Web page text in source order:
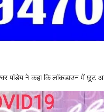
पांडेय ने कहा कि लॉकडाउन में छूट